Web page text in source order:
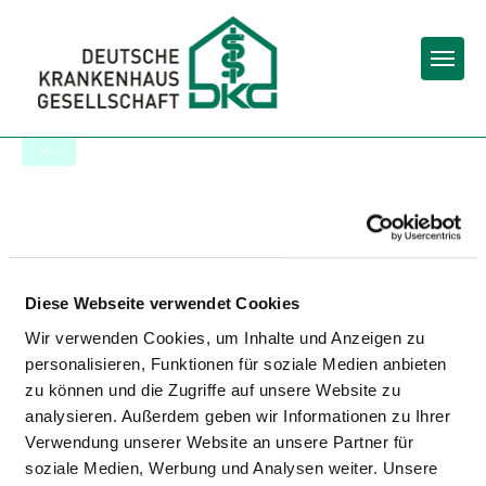
Diese Webseite verwendet Cookies
Wir verwenden Cookies, um Inhalte und Anzeigen zu
personalisieren, Funktionen für soziale Medien anbieten
zu können und die Zugriffe auf unsere Website zu
analysieren. Außerdem geben wir Informationen zu Ihrer
Verwendung unserer Website an unsere Partner für
soziale Medien, Werbung und Analysen weiter. Unsere
HERZ-KREISLAUF-ZENTRUM
ROTENBURG GMBH